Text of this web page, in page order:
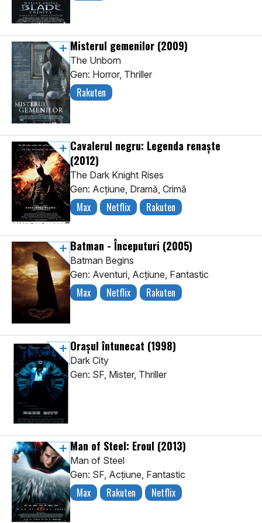
Misterul gemenilor (2009)
The Unborn
Gen: Horror, Thriller
Rakuten
Cavalerul negru: Legenda renaște
(2012)
The Dark Knight Rises
Gen: Acţiune, Dramă, Crimă
Max Netflix Rakuten
Batman - Începuturi (2005)
Batman Begins
Gen: Aventuri, Acţiune, Fantastic
Max Netflix Rakuten
Orașul întunecat (1998)
Dark City
Gen: SF, Mister, Thriller
Man of Steel: Eroul (2013)
Man of Steel
Gen: SF, Acţiune, Fantastic
Max Rakuten Netflix